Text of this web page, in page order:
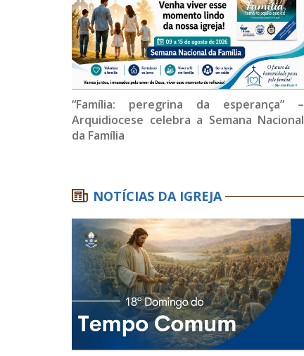
“Família: peregrina da esperança” –
Arquidiocese celebra a Semana Nacional
da Família
NOTÍCIAS DA IGREJA